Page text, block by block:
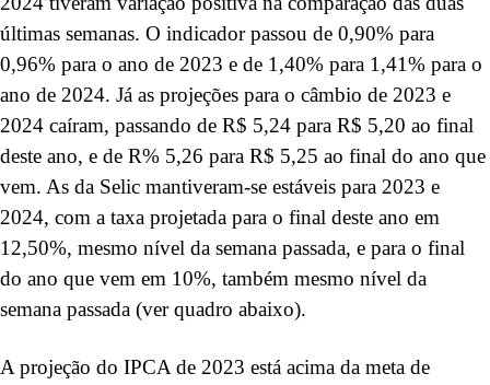
últimas semanas. O indicador passou de 0,90% para
0,96% para o ano de 2023 e de 1,40% para 1,41% para o
ano de 2024. Já as projeções para o câmbio de 2023 e
2024 caíram, passando de R$ 5,24 para R$ 5,20 ao final
deste ano, e de R% 5,26 para R$ 5,25 ao final do ano que
vem. As da Selic mantiveram-se estáveis para 2023 e
2024, com a taxa projetada para o final deste ano em
12,50%, mesmo nível da semana passada, e para o final
do ano que vem em 10%, também mesmo nível da
semana passada (ver quadro abaixo).
A projeção do IPCA de 2023 está acima da meta de